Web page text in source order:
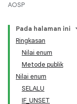
AOSP
Pada halaman ini
Ringkasan
Nilai enum
Metode publik
Nilai enum
SELALU
IF_UNSET